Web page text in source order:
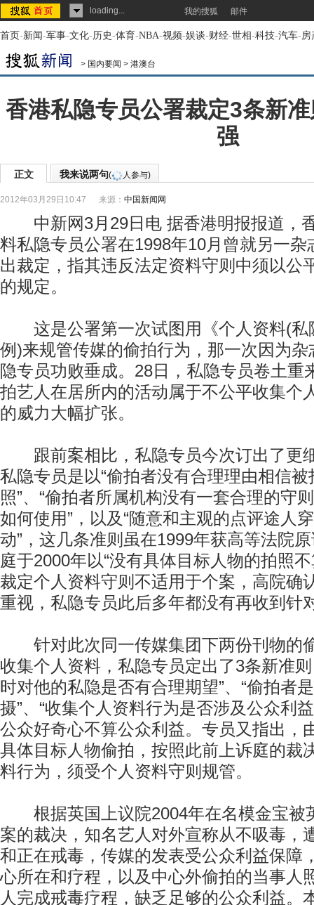
loading... 我的搜狐 邮件
首页-新闻-军事-文化-历史-体育-NBA-视频-娱谈-财经-世相-科技-汽车-房
> 国内要闻 > 港澳台
香港私隐专员公署裁定3条新
强
正文 我来说两句( 人参与)
2012年03月29日10:47 来源： 中国新闻网
中新网3月29日电 据香港明报报道，
料私隐专员公署在1998年10月曾就另一杂
出裁定，指其违反法定资料守则中须以公
的规定。
这是公署第一次试图用《个人资料(私
例)来规管传媒的偷拍行为，那一次因为
隐专员功败垂成。28日，私隐专员卷土重
拍艺人在居所内的活动属于不公平收集个
的威力大幅扩张。
跟前案相比，私隐专员今次订出了更
私隐专员是以“偷拍者没有合理理由相信
照”、“偷拍者所属机构没有一套合理的守
如何使用”，以及“随意和主观的点评途人
动”，这几条准则虽在1999年获高等法院
庭于2000年以“没有具体目标人物的拍照
裁定个人资料守则不适用于个案，高院确
重视，私隐专员此后多年都没有再收到针
针对此次同一传媒集团下两份刊物的
收集个人资料，私隐专员定出了3条新准
时对他的私隐是否有合理期望”、“偷拍者
摄”、“收集个人资料行为是否涉及公众利
公众好奇心不算公众利益。专员又指出，
具体目标人物偷拍，按照此前上诉庭的裁
料行为，须受个人资料守则规管。
根据英国上议院2004年在名模金宝被
案的裁决，知名艺人对外宣称从不吸毒，
和正在戒毒，传媒的发表受公众利益保障
心所在和疗程，以及中心外偷拍的当事人
人完成戒毒疗程，缺乏足够的公众利益。